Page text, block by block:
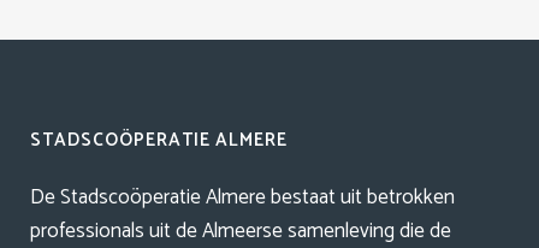
STADSCOÖPERATIE ALMERE
De Stadscoöperatie Almere bestaat uit betrokken
professionals uit de Almeerse samenleving die de